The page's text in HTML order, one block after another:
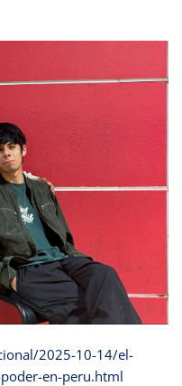
2025-10-14/el-
en-peru.html